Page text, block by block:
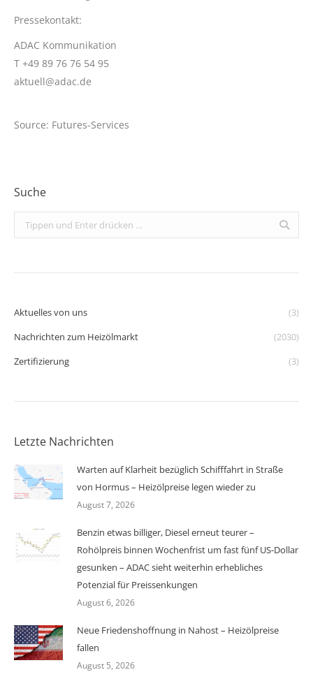
Pressekontakt:
ADAC Kommunikation
T +49 89 76 76 54 95
aktuell@adac.de
Source: Futures-Services
Suche
Search:
Aktuelles von uns
(3)
Nachrichten zum Heizölmarkt
(2030)
Zertifizierung
(3)
Letzte Nachrichten
Warten auf Klarheit bezüglich Schifffahrt in Straße
von Hormus – Heizölpreise legen wieder zu
August 7, 2026
Benzin etwas billiger, Diesel erneut teurer –
Rohölpreis binnen Wochenfrist um fast fünf US-Dollar
gesunken – ADAC sieht weiterhin erhebliches
Potenzial für Preissenkungen
August 6, 2026
Neue Friedenshoffnung in Nahost – Heizölpreise
fallen
August 5, 2026